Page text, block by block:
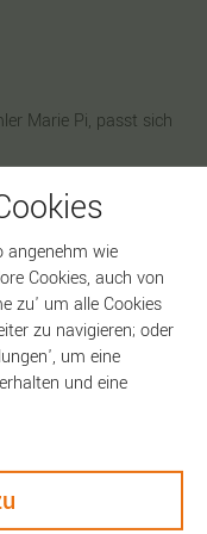
Marie Pi, passt sich
angenehm wie
Cookies, auch von
zu' um alle Cookies
zu navigieren; oder
um eine
und eine